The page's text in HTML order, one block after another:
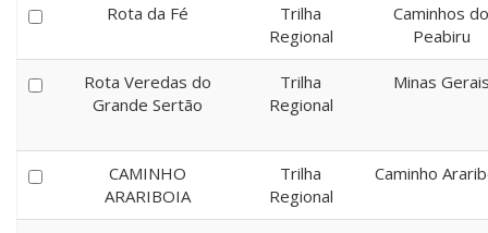
Rota da Fé
Trilha
Regional
Caminhos do
Peabiru
Rota Veredas do
Grande Sertão
Trilha
Regional
Minas
CAMINHO
ARARIBOIA
Trilha
Regional
Caminho